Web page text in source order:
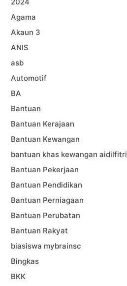
Agama
Akaun 3
ANIS
asb
Automotif
BA
Bantuan
Bantuan Kerajaan
Bantuan Kewangan
bantuan khas kewangan aidilfitri
Bantuan Pekerjaan
Bantuan Pendidikan
Bantuan Perniagaan
Bantuan Perubatan
Bantuan Rakyat
biasiswa mybrainsc
Bingkas
BKK